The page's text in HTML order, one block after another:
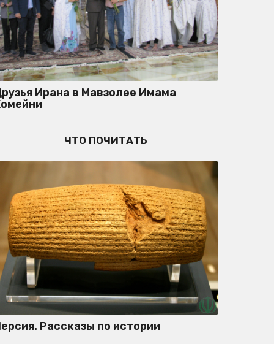
Ирана в Мавзолее Имама
ЧТО ПОЧИТАТЬ
Рассказы по истории